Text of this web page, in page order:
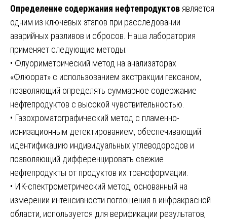
Определение содержания нефтепродуктов является
одним из ключевых этапов при расследовании
аварийных разливов и сбросов. Наша лаборатория
применяет следующие методы:
• Флуориметрический метод на анализаторах
«Флюорат» с использованием экстракции гексаном,
позволяющий определять суммарное содержание
нефтепродуктов с высокой чувствительностью.
• Газохроматографический метод с пламенно-
ионизационным детектированием, обеспечивающий
идентификацию индивидуальных углеводородов и
позволяющий дифференцировать свежие
нефтепродукты от продуктов их трансформации.
• ИК-спектрометрический метод, основанный на
измерении интенсивности поглощения в инфракрасной
области, используется для верификации результатов,